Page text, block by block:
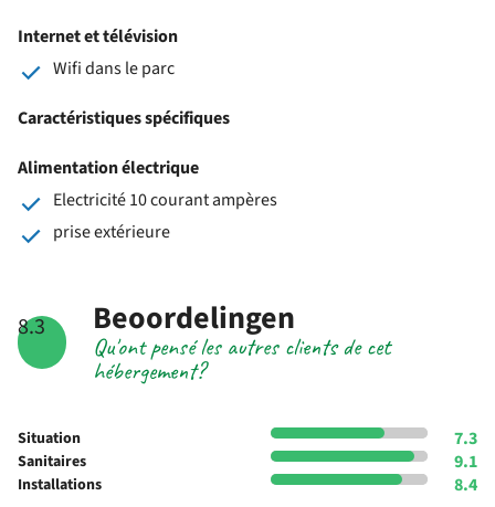
Internet et télévision
Wifi dans le parc
Caractéristiques spécifiques
Alimentation électrique
Electricité 10 courant ampères
prise extérieure
8.3
Qu'ont pensé les autres clients de cet
hébergement?
Beoordelingen
Situation 7.3
Sanitaires 9.1
Installations 8.4